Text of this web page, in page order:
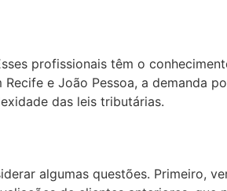
profissionais têm o
e João Pessoa, a demanda
das leis tributárias.
algumas questões. Primeiro,